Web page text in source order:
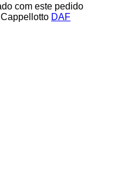
com este pedido
Cappellotto DAF